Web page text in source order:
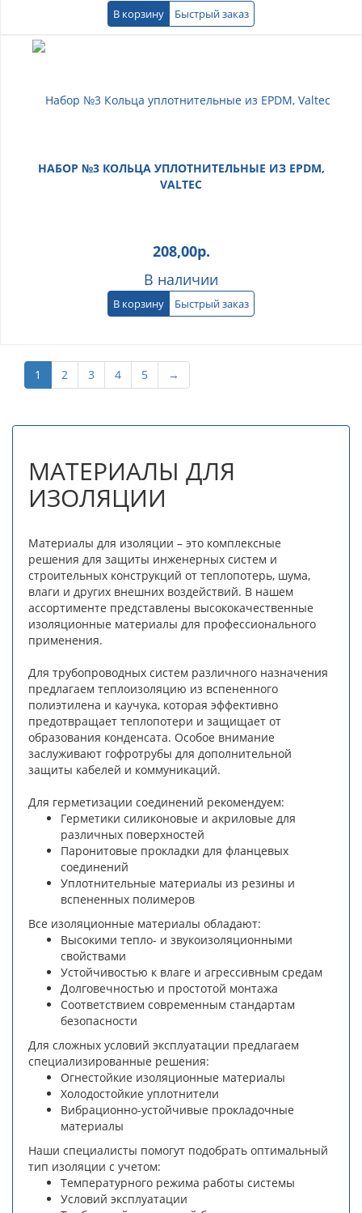
В корзину Быстрый заказ
НАБОР №3 КОЛЬЦА УПЛОТНИТЕЛЬНЫЕ ИЗ EPDM,
VALTEC
208,00р.
В наличии
В корзину Быстрый заказ
1 2 3 4 5 →
МАТЕРИАЛЫ ДЛЯ
ИЗОЛЯЦИИ
Материалы для изоляции – это комплексные
решения для защиты инженерных систем и
строительных конструкций от теплопотерь, шума,
влаги и других внешних воздействий. В нашем
ассортименте представлены высококачественные
изоляционные материалы для профессионального
применения.
Для трубопроводных систем различного назначения
предлагаем теплоизоляцию из вспененного
полиэтилена и каучука, которая эффективно
предотвращает теплопотери и защищает от
образования конденсата. Особое внимание
заслуживают гофротрубы для дополнительной
защиты кабелей и коммуникаций.
Для герметизации соединений рекомендуем:
Герметики силиконовые и акриловые для
различных поверхностей
Паронитовые прокладки для фланцевых
соединений
Уплотнительные материалы из резины и
вспененных полимеров
Все изоляционные материалы обладают:
Высокими тепло- и звукоизоляционными
свойствами
Устойчивостью к влаге и агрессивным средам
Долговечностью и простотой монтажа
Соответствием современным стандартам
безопасности
Для сложных условий эксплуатации предлагаем
специализированные решения:
Огнестойкие изоляционные материалы
Холодостойкие уплотнители
Вибрационно-устойчивые прокладочные
материалы
Наши специалисты помогут подобрать оптимальный
тип изоляции с учетом:
Температурного режима работы системы
Условий эксплуатации